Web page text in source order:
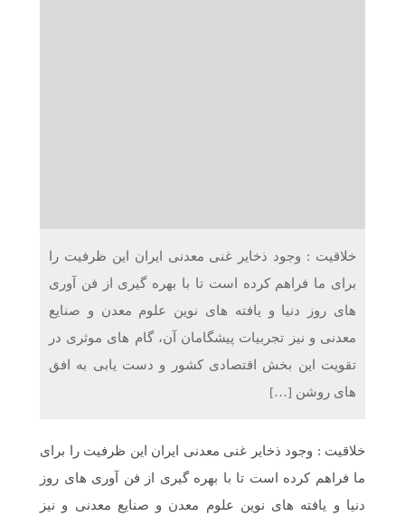
خلاقیت : وجود ذخایر غنی معدنی ایران این ظرفیت را
برای ما فراهم کرده است تا با بهره گیری از فن آوری
های روز دنیا و یافته های نوین علوم معدن و صنایع
معدنی و نیز تجربیات پیشگامان آن، گام های موثری در
تقویت این بخش اقتصادی کشور و دست یابی به افق
های روشن […]
خلاقیت : وجود ذخایر غنی معدنی ایران این ظرفیت را برای
ما فراهم کرده است تا با بهره گیری از فن آوری های روز
دنیا و یافته های نوین علوم معدن و صنایع معدنی و نیز